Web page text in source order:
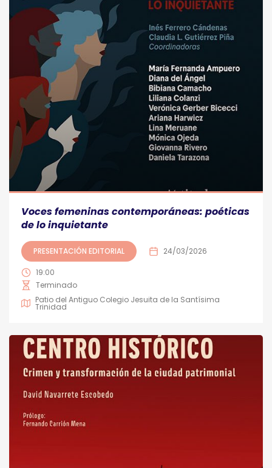
Voces femeninas contemporáneas: poéticas
de lo inquietante
PRESENTACIÓN EDITORIAL 24/03/2026
19:00
Terminado
Patio del Antiguo Colegio Jesuita de la Santísima
Trinidad